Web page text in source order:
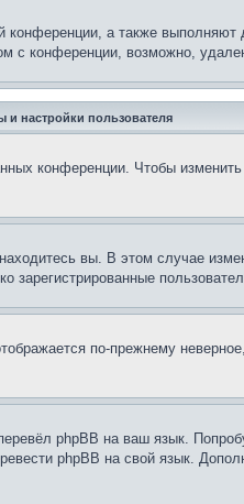
а также
с конференции, возможно,
и настройки пользователя
конференции. Чтобы
вы. В этом случае
зарегистрированные
по-прежнему
phpBB на ваш язык.
phpBB на свой язык.